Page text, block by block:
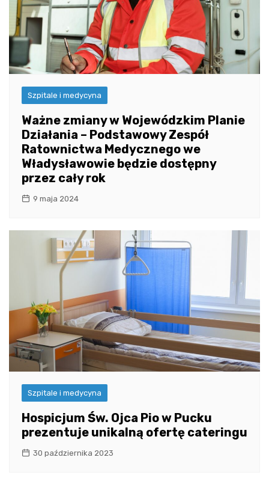
Szpitale i medycyna
Ważne zmiany w Wojewódzkim Planie
Działania – Podstawowy Zespół
Ratownictwa Medycznego we
Władysławowie będzie dostępny
przez cały rok
9 maja 2024
Szpitale i medycyna
Hospicjum Św. Ojca Pio w Pucku
prezentuje unikalną ofertę cateringu
30 października 2023